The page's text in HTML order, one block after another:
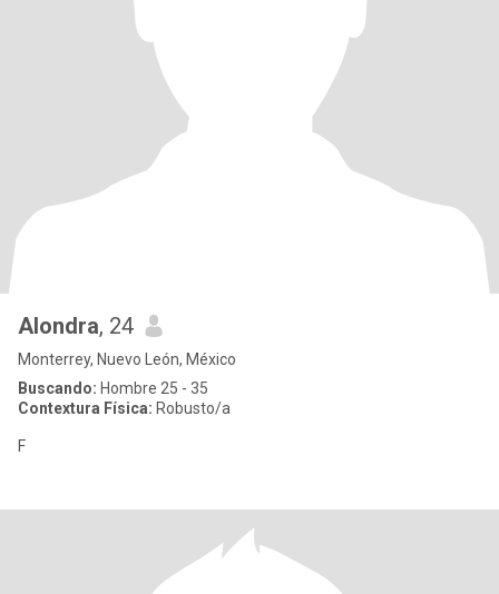
Alondra, 24
Monterrey, Nuevo León, México
Buscando: Hombre 25 - 35
Contextura Física: Robusto/a
F